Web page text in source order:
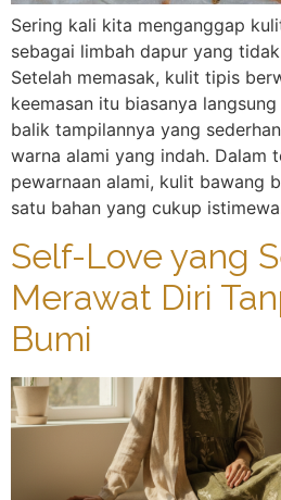
Sering kali kita menganggap
sebagai limbah dapur yang
Setelah memasak, kulit tipis
keemasan itu biasanya
balik tampilannya yang
warna alami yang indah. Dalam
pewarnaan alami, kulit bawang
satu bahan yang cukup
Self-Love yang
Merawat Diri
Bumi